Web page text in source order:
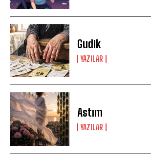
Gudik
YAZILAR
Astım
YAZILAR